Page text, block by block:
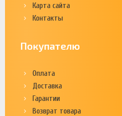
Карта сайта
Контакты
Покупателю
Оплата
Доставка
Гарантии
Возврат товара